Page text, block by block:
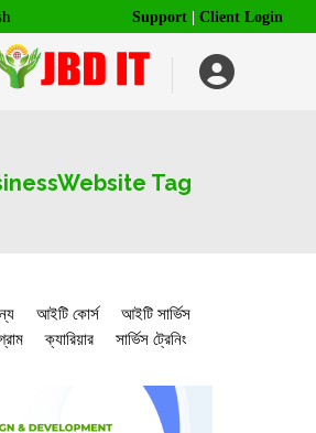
Support Client Login
Tag
আইটি কোর্স
আইটি সার্ভিস
ক্যারিয়ার সার্ভিস ট্রেনিং